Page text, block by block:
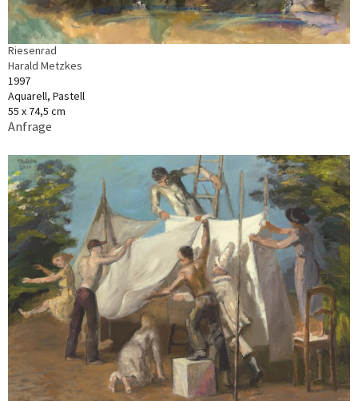
Riesenrad
Harald Metzkes
1997
Aquarell, Pastell
55 x 74,5 cm
Anfrage